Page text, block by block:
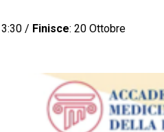
/ Finisce: 20 Ottobre